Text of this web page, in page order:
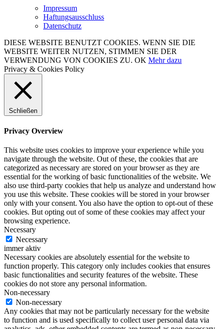
Impressum
Haftungsausschluss
Datenschutz
DIESE WEBSITE BENUTZT COOKIES. WENN SIE DIE
WEBSITE WEITER NUTZEN, STIMMEN SIE DER
VERWENDUNG VON COOKIES ZU. OK Mehr dazu
Privacy & Cookies Policy
Schließen
Privacy Overview
This website uses cookies to improve your experience while you
navigate through the website. Out of these, the cookies that are
categorized as necessary are stored on your browser as they are
essential for the working of basic functionalities of the website. We
also use third-party cookies that help us analyze and understand how
you use this website. These cookies will be stored in your browser
only with your consent. You also have the option to opt-out of these
cookies. But opting out of some of these cookies may affect your
browsing experience.
Necessary
Necessary
immer aktiv
Necessary cookies are absolutely essential for the website to
function properly. This category only includes cookies that ensures
basic functionalities and security features of the website. These
cookies do not store any personal information.
Non-necessary
Non-necessary
Any cookies that may not be particularly necessary for the website
to function and is used specifically to collect user personal data via